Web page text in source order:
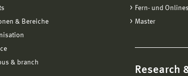
& Bereiche
& branch
Fern- und
Master
Research